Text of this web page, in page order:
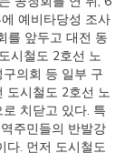
예비타당성 조사
를 앞두고 대전 동
시철도 2호선 노
의회 등 일부 구
도시철도 2호선 노
치닫고 있다. 특
주민들의 반발강
다. 먼저 도시철도